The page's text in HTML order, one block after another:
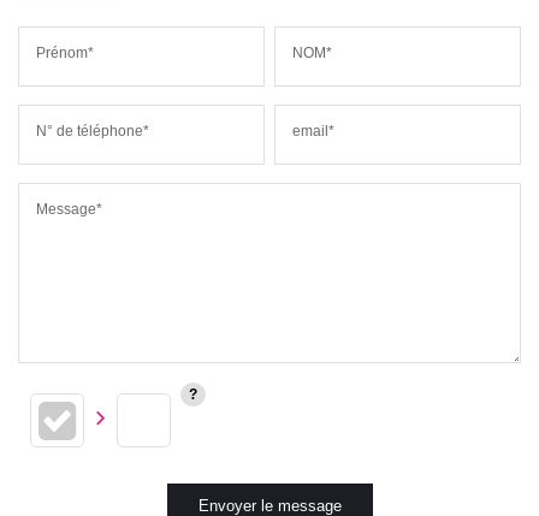
Prénom* NOM*
N° de téléphone* email*
Message*
Envoyer le message